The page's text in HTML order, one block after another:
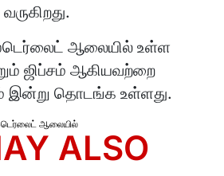
ஆலையில் உள்ள
ஜிப்சம் ஆகியவற்றை
இன்று தொடங்க உள்ளது.
ஆலையில்
ALSO